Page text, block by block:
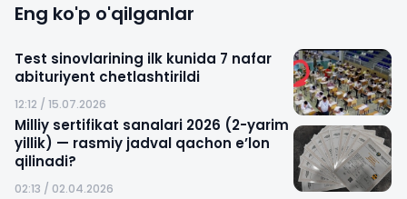
Eng ko'p o'qilganlar
Test sinovlarining ilk kunida 7 nafar
abituriyent chetlashtirildi
12:12 / 15.07.2026
Milliy sertifikat sanalari 2026 (2-yarim
yillik) — rasmiy jadval qachon e’lon
qilinadi?
02:13 / 02.04.2026